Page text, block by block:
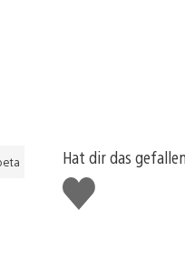
Hat dir das
Gefällt
mir